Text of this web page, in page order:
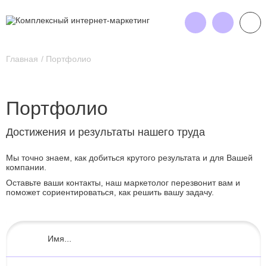
Главная Портфолио
Портфолио
Достижения и результаты нашего труда
Мы точно знаем, как добиться крутого результата и для Вашей
компании.
Оставьте ваши контакты, наш маркетолог перезвонит вам и
поможет сориентироваться, как решить вашу задачу.